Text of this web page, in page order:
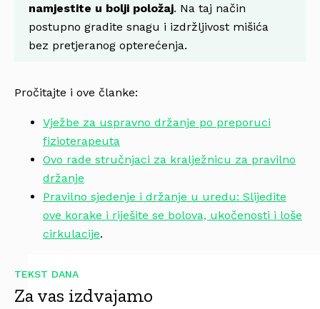
namjestite u bolji položaj. Na taj način
postupno gradite snagu i izdržljivost mišića
bez pretjeranog opterećenja.
Pročitajte i ove članke:
Vježbe za uspravno držanje po preporuci
fizioterapeuta
Ovo rade stručnjaci za kralježnicu za pravilno
držanje
Pravilno sjedenje i držanje u uredu: Slijedite
ove korake i riješite se bolova, ukočenosti i loše
cirkulacije.
TEKST DANA
Za vas izdvajamo